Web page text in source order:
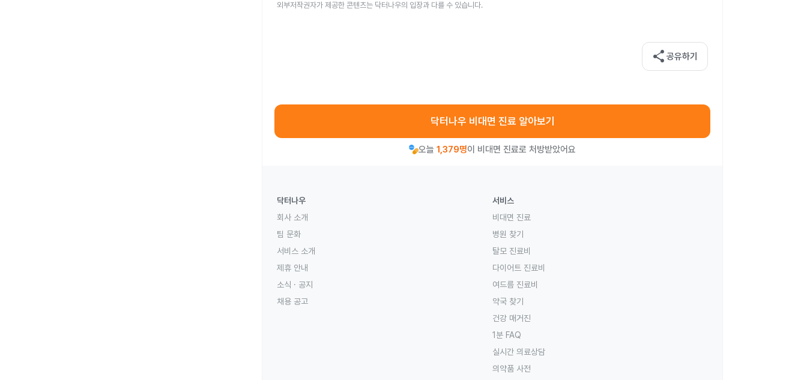
외부저작권자가 제공한 콘텐츠는 닥터나우의 입장과 다를 수 있습니다.
share 공유하기
닥터나우 비대면 진료 알아보기
오늘 1,379명이 비대면 진료로 처방받았어요
닥터나우
회사 소개
팀 문화
서비스 소개
제휴 안내
소식 · 공지
채용 공고
서비스
비대면 진료
병원 찾기
탈모 진료비
다이어트 진료비
여드름 진료비
약국 찾기
건강 매거진
1분 FAQ
실시간 의료상담
의약품 사전